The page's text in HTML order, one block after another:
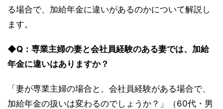
る場合で、加給年金に違いがあるのかについて解説し
ます。
◆Q：専業主婦の妻と会社員経験のある妻では、加給
年金に違いはありますか？
「妻が専業主婦の場合と、会社員経験がある場合で、
加給年金の扱いは変わるのでしょうか？」（60代・男